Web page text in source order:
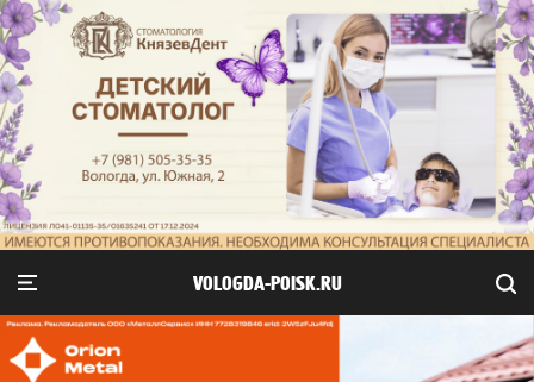
VOLOGDA-POISK.RU